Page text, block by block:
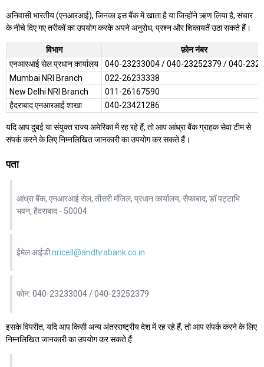
अनिवासी भारतीय (एनआरआई), जिनका इस बैंक में खाता है या जिन्होंने ऋण लिया है, संचार
के नीचे दिए गए तरीकों का उपयोग करके अपने अनुरोध, प्रश्न और शिकायतें उठा सकते हैं।
विभाग
फ़ोन नंबर
एनआरआई सेल प्रधान कार्यालय
040-23233004 / 040-23252379 / 040-
Mumbai NRI Branch
022-26233338
New Delhi NRI Branch
011-26167590
हैदराबाद एनआरआई शाखा
040-23421286
यदि आप दुबई या संयुक्त राज्य अमेरिका में रह रहे हैं, तो आप आंध्रा बैंक ग्राहक सेवा टीम से
संपर्क करने के लिए निम्नलिखित जानकारी का उपयोग कर सकते हैं।
पता
आंध्रा बैंक, एनआरआई सेल, तीसरी मंजिल, प्रधान कार्यालय, सैफाबाद, डॉ पट्टाभि
भवन, हैदराबाद - 50004
ईमेल आईडी:nricell@andhrabank.co.in
फोन: 040-23233004 / 040-23252379
इसके विपरीत, यदि आप किसी अन्य अंतरराष्ट्रीय देश में रह रहे हैं, तो आप संपर्क करने के लिए
निम्नलिखित जानकारी का उपयोग कर सकते हैं: